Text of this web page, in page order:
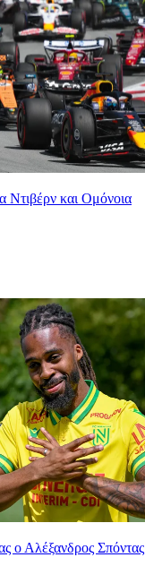
Ντιβέρν και Ομόνοια
ο Αλέξανδρος Σπόντας